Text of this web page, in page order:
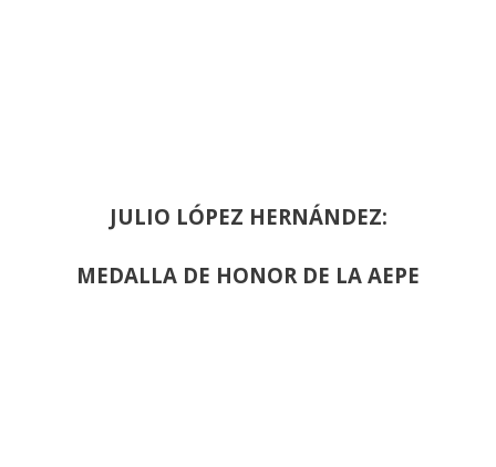
JULIO LÓPEZ HERNÁNDEZ:
MEDALLA DE HONOR DE LA AEPE